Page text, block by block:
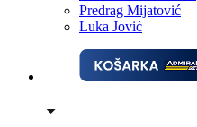
Predrag Mijatović
Luka Jović